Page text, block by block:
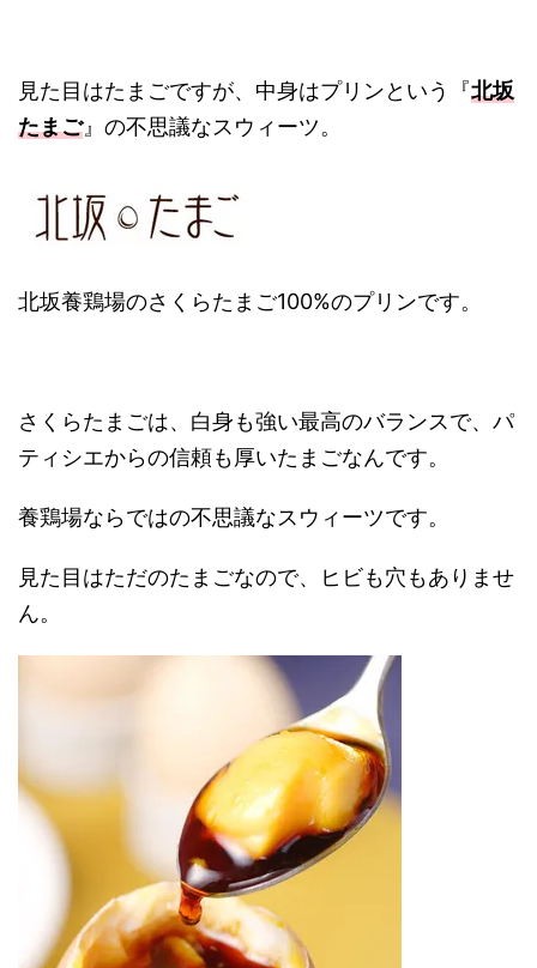
見た目はたまごですが、中身はプリンという『北坂
たまご』の不思議なスウィーツ。
北坂養鶏場のさくらたまご100%のプリンです。
さくらたまごは、白身も強い最高のバランスで、パ
ティシエからの信頼も厚いたまごなんです。
養鶏場ならではの不思議なスウィーツです。
見た目はただのたまごなので、ヒビも穴もありませ
ん。